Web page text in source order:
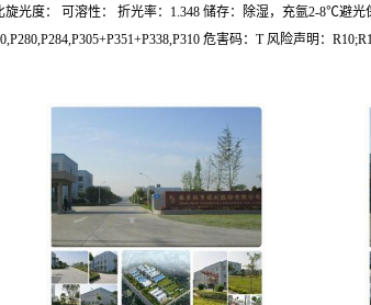
光度： 可溶性： 折光率：1.348 储存：除湿，充氩2-8℃避
危害码：T 风险声明：